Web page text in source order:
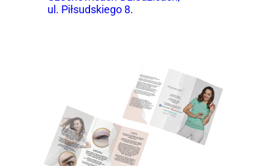
ul. Piłsudskiego 8.